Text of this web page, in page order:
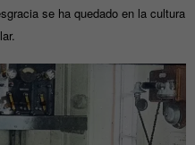
se ha quedado en la cultura